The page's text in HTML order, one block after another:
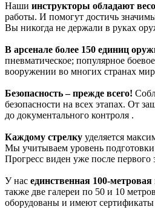
Наши инструкторы обладают
работы. И помогут достичь
Вы никогда не держали в руках
В арсенале более 150 единиц
пневматическое; популярное
вооружении во многих странах
Безопасность – прежде всего!
безопасности на всех этапах. От
до документального контроля .
Каждому стрелку уделяется
Мы учитываем уровень
Прогресс виден уже после первого
У нас единственная 100-
также две галереи по 50 и 10
оборудованы и имеют сертификаты